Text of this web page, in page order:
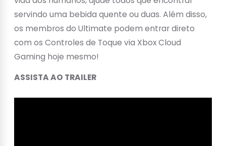
servindo uma bebida quente ou duas. Além disso,
os membros do Ultimate podem entrar direto
com os Controles de Toque via Xbox Cloud
Gaming hoje mesmo!
ASSISTA AO TRAILER